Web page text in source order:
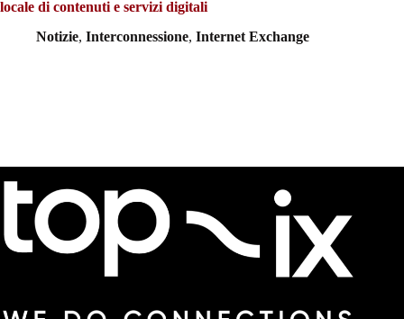
locale di contenuti e servizi digitali
Notizie, Interconnessione, Internet Exchange